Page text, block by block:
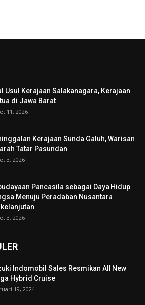
Usul Kerajaan Salakanagara, Kerajaan
di Jawa Barat
11, 2026
Kerajaan Sunda Galuh, Warisan
Tatar Pasundan
3, 2026
Pancasila sebagai Daya Hidup
Menuju Peradaban Nusantara
3, 2026
Indomobil Sales Resmikan All New
Hybrid Cruise
19, 2024